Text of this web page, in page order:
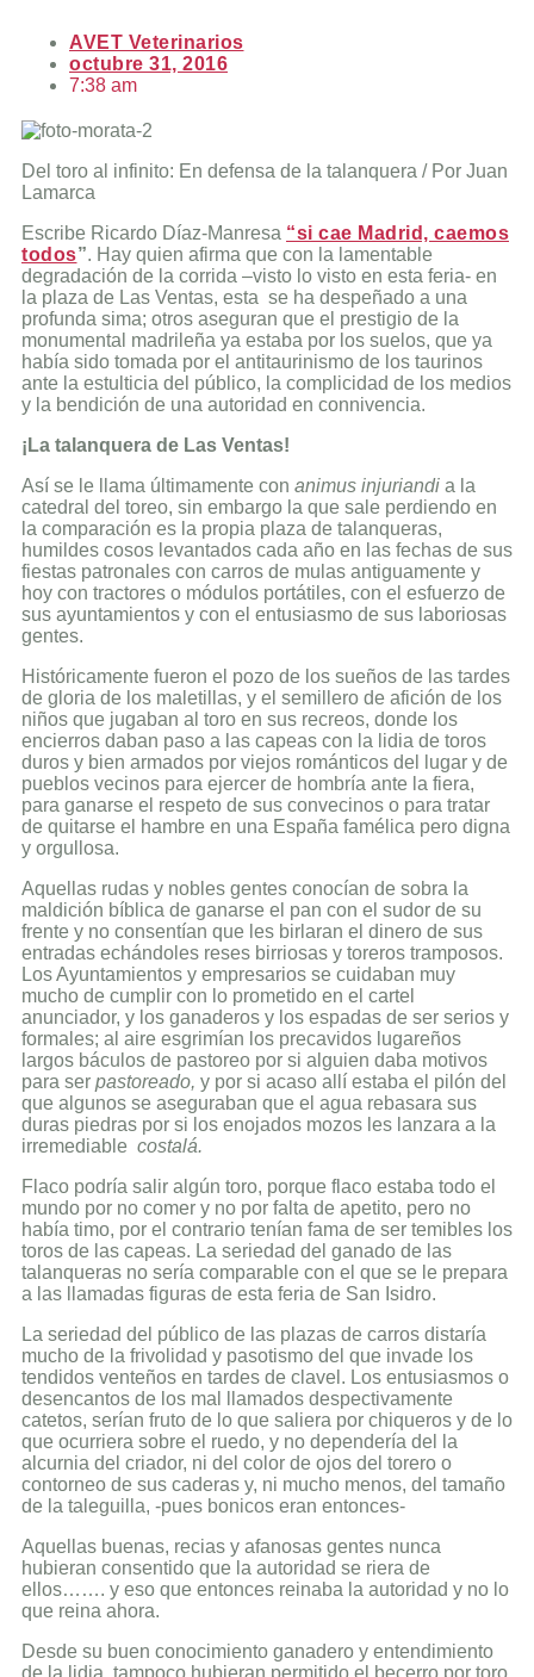
AVET Veterinarios
octubre 31, 2016
7:38 am
Del toro al infinito: En defensa de la talanquera / Por Juan
Lamarca
Escribe Ricardo Díaz-Manresa “si cae Madrid, caemos
todos”. Hay quien afirma que con la lamentable
degradación de la corrida –visto lo visto en esta feria- en
la plaza de Las Ventas, esta se ha despeñado a una
profunda sima; otros aseguran que el prestigio de la
monumental madrileña ya estaba por los suelos, que ya
había sido tomada por el antitaurinismo de los taurinos
ante la estulticia del público, la complicidad de los medios
y la bendición de una autoridad en connivencia.
¡La talanquera de Las Ventas!
Así se le llama últimamente con animus injuriandi a la
catedral del toreo, sin embargo la que sale perdiendo en
la comparación es la propia plaza de talanqueras,
humildes cosos levantados cada año en las fechas de sus
fiestas patronales con carros de mulas antiguamente y
hoy con tractores o módulos portátiles, con el esfuerzo de
sus ayuntamientos y con el entusiasmo de sus laboriosas
gentes.
Históricamente fueron el pozo de los sueños de las tardes
de gloria de los maletillas, y el semillero de afición de los
niños que jugaban al toro en sus recreos, donde los
encierros daban paso a las capeas con la lidia de toros
duros y bien armados por viejos románticos del lugar y de
pueblos vecinos para ejercer de hombría ante la fiera,
para ganarse el respeto de sus convecinos o para tratar
de quitarse el hambre en una España famélica pero digna
y orgullosa.
Aquellas rudas y nobles gentes conocían de sobra la
maldición bíblica de ganarse el pan con el sudor de su
frente y no consentían que les birlaran el dinero de sus
entradas echándoles reses birriosas y toreros tramposos.
Los Ayuntamientos y empresarios se cuidaban muy
mucho de cumplir con lo prometido en el cartel
anunciador, y los ganaderos y los espadas de ser serios y
formales; al aire esgrimían los precavidos lugareños
largos báculos de pastoreo por si alguien daba motivos
para ser pastoreado, y por si acaso allí estaba el pilón del
que algunos se aseguraban que el agua rebasara sus
duras piedras por si los enojados mozos les lanzara a la
irremediable costalá.
Flaco podría salir algún toro, porque flaco estaba todo el
mundo por no comer y no por falta de apetito, pero no
había timo, por el contrario tenían fama de ser temibles los
toros de las capeas. La seriedad del ganado de las
talanqueras no sería comparable con el que se le prepara
a las llamadas figuras de esta feria de San Isidro.
La seriedad del público de las plazas de carros distaría
mucho de la frivolidad y pasotismo del que invade los
tendidos venteños en tardes de clavel. Los entusiasmos o
desencantos de los mal llamados despectivamente
catetos, serían fruto de lo que saliera por chiqueros y de lo
que ocurriera sobre el ruedo, y no dependería del la
alcurnia del criador, ni del color de ojos del torero o
contorneo de sus caderas y, ni mucho menos, del tamaño
de la taleguilla, -pues bonicos eran entonces-
Aquellas buenas, recias y afanosas gentes nunca
hubieran consentido que la autoridad se riera de
ellos……. y eso que entonces reinaba la autoridad y no lo
que reina ahora.
Desde su buen conocimiento ganadero y entendimiento